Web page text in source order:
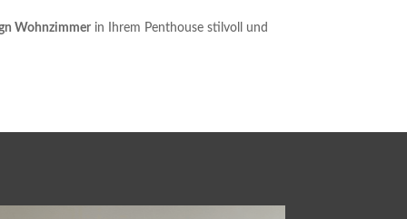
Wohnzimmer in Ihrem Penthouse stilvoll und